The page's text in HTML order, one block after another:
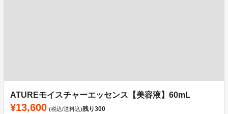
ATUREモイスチャーエッセンス【美容液】60mL
¥13,600 (税込/送料込)残り300